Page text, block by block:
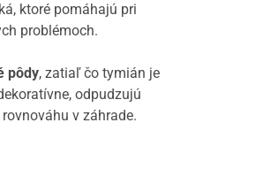
ktoré pomáhajú pri
problémoch.
pôdy, zatiaľ čo tymián je
odpudzujú
v záhrade.